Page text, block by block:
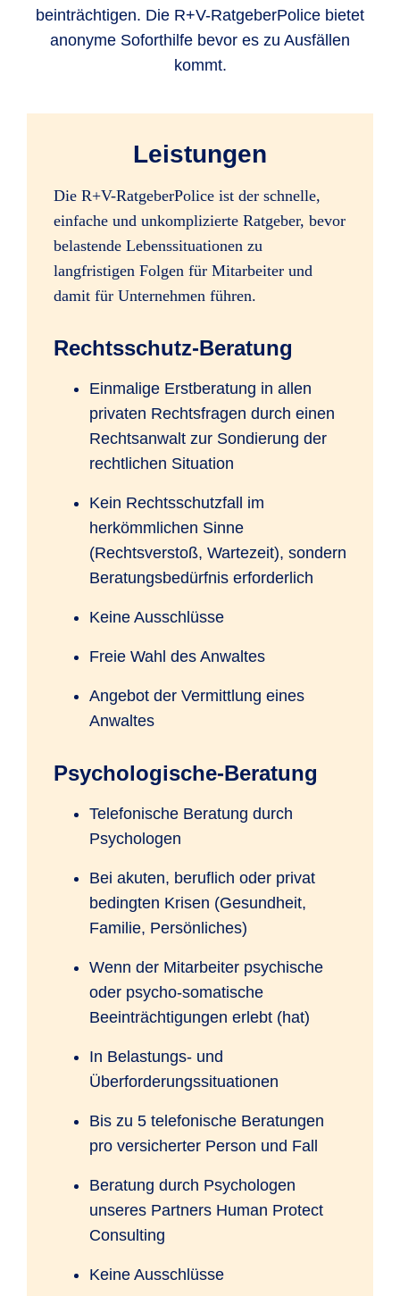
beinträchtigen. Die R+V-RatgeberPolice bietet
anonyme Soforthilfe bevor es zu Ausfällen
kommt.
Leistungen
Die R+V-RatgeberPolice ist der schnelle,
einfache und unkomplizierte Ratgeber, bevor
belastende Lebenssituationen zu
langfristigen Folgen für Mitarbeiter und
damit für Unternehmen führen.
Rechtsschutz-Beratung
Einmalige Erstberatung in allen
privaten Rechtsfragen durch einen
Rechtsanwalt zur Sondierung der
rechtlichen Situation
Kein Rechtsschutzfall im
herkömmlichen Sinne
(Rechtsverstoß, Wartezeit), sondern
Beratungsbedürfnis erforderlich
Keine Ausschlüsse
Freie Wahl des Anwaltes
Angebot der Vermittlung eines
Anwaltes
Psychologische-Beratung
Telefonische Beratung durch
Psychologen
Bei akuten, beruflich oder privat
bedingten Krisen (Gesundheit,
Familie, Persönliches)
Wenn der Mitarbeiter psychische
oder psycho-somatische
Beeinträchtigungen erlebt (hat)
In Belastungs- und
Überforderungssituationen
Bis zu 5 telefonische Beratungen
pro versicherter Person und Fall
Beratung durch Psychologen
unseres Partners Human Protect
Consulting
Keine Ausschlüsse